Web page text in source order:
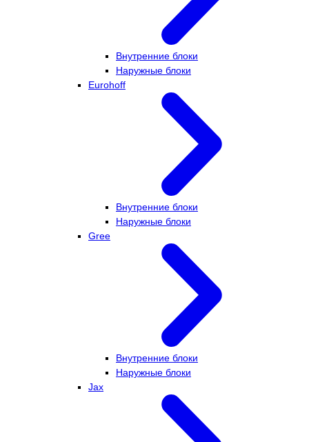
Внутренние блоки
Наружные блоки
Eurohoff
Внутренние блоки
Наружные блоки
Gree
Внутренние блоки
Наружные блоки
Jax